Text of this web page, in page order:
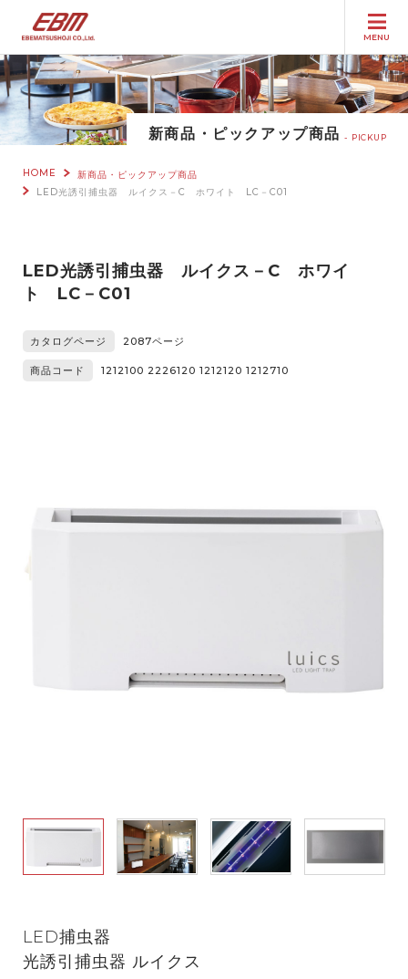
MENU
新商品・ピックアップ商品 PICKUP
HOME
新商品・ピックアップ商品
LED光誘引捕虫器 ルイクス－C ホワイト LC－C01
LED光誘引捕虫器 ルイクス－C ホワイ
ト LC－C01
カタログページ 2087ページ
商品コード 1212100 2226120 1212120 1212710
LED捕虫器
光誘引捕虫器 ルイクス